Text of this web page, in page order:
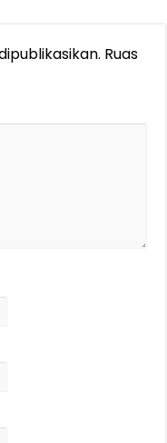
Ruas